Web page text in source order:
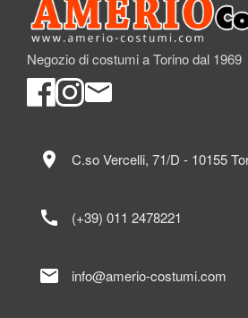
Negozio di costumi a Torino dal 1969
location_on C.so Vercelli, 71/D - 10155
call (+39) 011 2478221
mail info@amerio-costumi.com